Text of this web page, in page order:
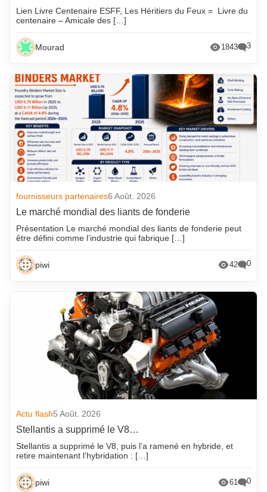
Lien Livre Centenaire ESFF, Les Héritiers du Feux = Livre du
centenaire – Amicale des […]
Mourad 1843 3
fournisseurs partenaires6 Août. 2026
Le marché mondial des liants de fonderie
Présentation Le marché mondial des liants de fonderie peut
être défini comme l’industrie qui fabrique […]
piwi 42 0
Actu flash5 Août. 2026
Stellantis a supprimé le V8…
Stellantis a supprimé le V8, puis l’a ramené en hybride, et
retire maintenant l’hybridation : […]
piwi 61 0